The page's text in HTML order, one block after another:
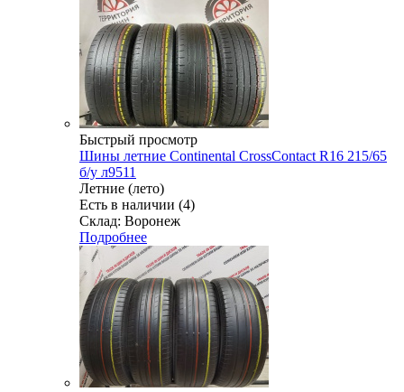
Быстрый просмотр
Шины летние Continental CrossContact R16 215/65
б/у л9511
Летние (лето)
Есть в наличии (4)
Склад: Воронеж
Подробнее